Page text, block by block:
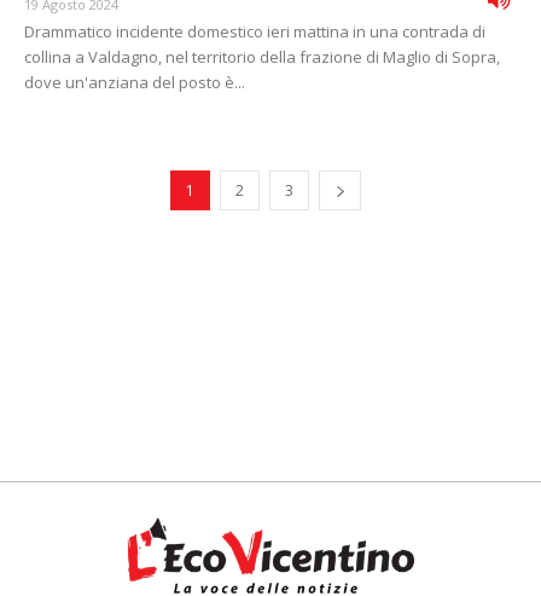
19 Agosto 2024
Drammatico incidente domestico ieri mattina in una contrada di
collina a Valdagno, nel territorio della frazione di Maglio di Sopra,
dove un'anziana del posto è...
1 2 3